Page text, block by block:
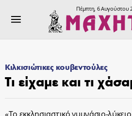
Πέμπτη, 6 Αυγούστου
Κιλκισιώτικες κουβεντούλες
Τι είχαμε και τι